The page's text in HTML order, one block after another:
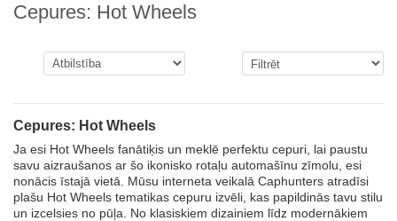
Cepures: Hot Wheels
Cepures: Hot Wheels
Ja esi Hot Wheels fanātiķis un meklē perfektu cepuri, lai paustu
savu aizraušanos ar šo ikonisko rotaļu automašīnu zīmolu, esi
nonācis īstajā vietā. Mūsu interneta veikalā Caphunters atradīsi
plašu Hot Wheels tematikas cepuru izvēli, kas papildinās tavu stilu
un izcelsies no pūļa. No klasiskiem dizainiem līdz modernākiem